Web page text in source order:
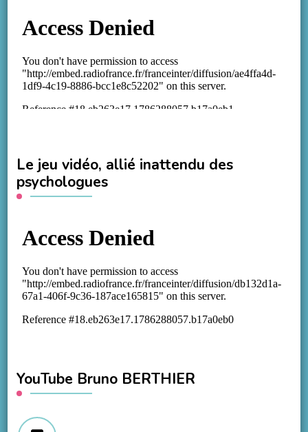
Le jeu vidéo, allié inattendu des
psychologues
YouTube Bruno BERTHIER